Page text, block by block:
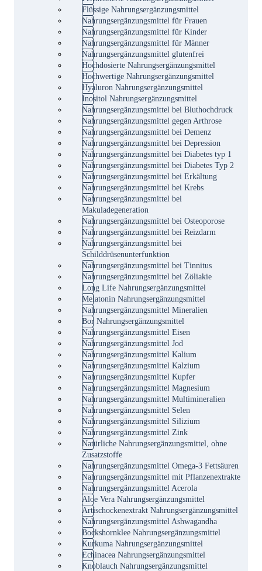
Flüssige Nahrungsergänzungsmittel
Nahrungsergänzungsmittel für Frauen
Nahrungsergänzungsmittel für Kinder
Nahrungsergänzungsmittel für Männer
Nahrungsergänzungsmittel glutenfrei
Hochdosierte Nahrungsergänzungsmittel
Hochwertige Nahrungsergänzungsmittel
Hyaluron Nahrungsergänzungsmittel
Inositol Nahrungsergänzungsmittel
Nahrungsergänzungsmittel bei Bluthochdruck
Nahrungsergänzungsmittel gegen Arthrose
Nahrungsergänzungsmittel bei Demenz
Nahrungsergänzungsmittel bei Depression
Nahrungsergänzungsmittel bei Diabetes typ 1
Nahrungsergänzungsmittel bei Diabetes Typ 2
Nahrungsergänzungsmittel bei Erkältung
Nahrungsergänzungsmittel bei Krebs
Nahrungsergänzungsmittel bei
Makuladegeneration
Nahrungsergänzungsmittel bei Osteoporose
Nahrungsergänzungsmittel bei Reizdarm
Nahrungsergänzungsmittel bei
Schilddrüsenunterfunktion
Nahrungsergänzungsmittel bei Tinnitus
Nahrungsergänzungsmittel bei Zöliakie
Long Life Nahrungsergänzungsmittel
Melatonin Nahrungsergänzungsmittel
Nahrungsergänzungsmittel Mineralien
Bor Nahrungsergänzungsmittel
Nahrungsergänzungsmittel Eisen
Nahrungsergänzungsmittel Jod
Nahrungsergänzungsmittel Kalium
Nahrungsergänzungsmittel Kalzium
Nahrungsergänzungsmittel Kupfer
Nahrungsergänzungsmittel Magnesium
Nahrungsergänzungsmittel Multimineralien
Nahrungsergänzungsmittel Selen
Nahrungsergänzungsmittel Silizium
Nahrungsergänzungsmittel Zink
Natürliche Nahrungsergänzungsmittel, ohne
Zusatzstoffe
Nahrungsergänzungsmittel Omega-3 Fettsäuren
Nahrungsergänzungsmittel mit Pflanzenextrakte
Nahrungsergänzungsmittel Acerola
Aloe Vera Nahrungsergänzungsmittel
Artischockenextrakt Nahrungsergänzungsmittel
Nahrungsergänzungsmittel Ashwagandha
Bockshornklee Nahrungsergänzungsmittel
Kurkuma Nahrungsergänzungsmittel
Echinacea Nahrungsergänzungsmittel
Knoblauch Nahrungsergänzungsmittel